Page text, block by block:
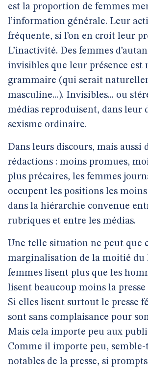
est la proportion de femmes
l’information générale. Leur
fréquente, si l’on en croit leur
L’inactivité. Des femmes
invisibles que leur présence est
grammaire (qui serait
masculine...). Invisibles... ou
médias reproduisent, dans leur
sexisme ordinaire.
Dans leurs discours, mais aussi
rédactions : moins promues,
plus précaires, les femmes
occupent les positions les
dans la hiérarchie convenue
rubriques et entre les médias.
Une telle situation ne peut que
marginalisation de la moitié du
femmes lisent plus que les
lisent beaucoup moins la
Si elles lisent surtout le presse
sont sans complaisance pour
Mais cela importe peu aux
Comme il importe peu,
notables de la presse, si